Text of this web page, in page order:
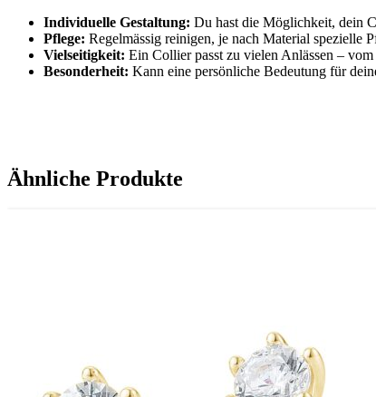
Individuelle Gestaltung: Du hast die Möglichkeit, dein
Pflege: Regelmässig reinigen, je nach Material spezielle
Vielseitigkeit: Ein Collier passt zu vielen Anlässen –
Besonderheit: Kann eine persönliche Bedeutung für
Ähnliche Produkte